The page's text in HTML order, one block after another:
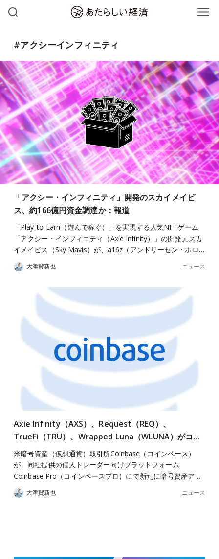
#アクシーインフィニティ
「アクシー・インフィニティ」開発のスカイメイビ
ス、約166億円資金調達か：報道
「Play-to-Earn（遊んで稼ぐ）」を実現する人気NFTゲーム
「アクシー・インフィニティ（Axie Infinity）」の開発元スカ
イメイビス（Sky Mavis）が、a16z（アンドリーセン・ホロ…
大津賀新也 ニュース
Axie Infinity（AXS）、Request（REQ）、
TrueFi（TRU）、Wrapped Luna（WLUNA）がコ…
米暗号資産（仮想通貨）取引所Coinbase（コインベース）
が、同社提供の個人トレーダー向けプラットフォーム
Coinbase Pro（コインベースプロ）にて新たに暗号資産ア…
大津賀新也 ニュース